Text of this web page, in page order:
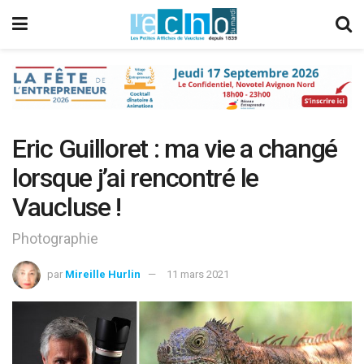
Eric Guilloret : ma vie a changé
lorsque j’ai rencontré le
Vaucluse !
Photographie
par Mireille Hurlin 11 mars 2021